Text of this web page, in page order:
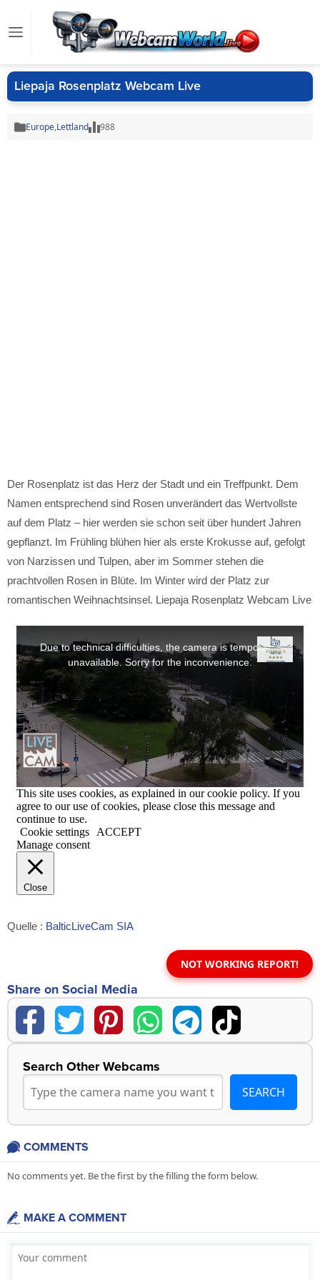
Liepaja Rosenplatz Webcam Live
Europe,Lettland 988
Der Rosenplatz ist das Herz der Stadt und ein Treffpunkt. Dem
Namen entsprechend sind Rosen unverändert das Wertvollste
auf dem Platz – hier werden sie schon seit über hundert Jahren
gepflanzt. Im Frühling blühen hier als erste Krokusse auf, gefolgt
von Narzissen und Tulpen, aber im Sommer stehen die
prachtvollen Rosen in Blüte. Im Winter wird der Platz zur
romantischen Weihnachtsinsel. Liepaja Rosenplatz Webcam Live
Quelle : BalticLiveCam SIA
NOT WORKING REPORT!
Share on Social Media
Search Other Webcams
COMMENTS
No comments yet. Be the first by the filling the form below.
MAKE A COMMENT